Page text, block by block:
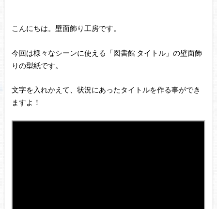
こんにちは。壁面飾り工房です。
今回は様々なシーンに使える「図書館 タイトル」の壁面飾
りの型紙です。
文字を入れかえて、状況にあったタイトルを作る事ができ
ますよ！